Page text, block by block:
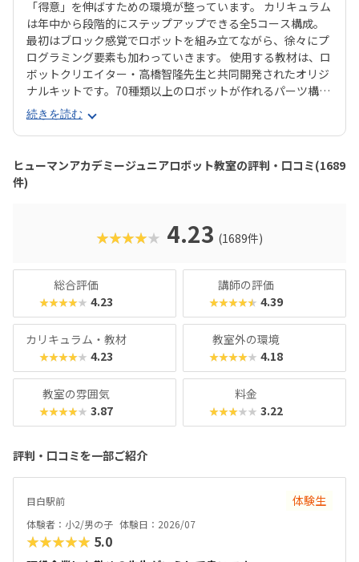
「得意」を伸ばすための環境が整っています。 カリキュラム
は年中から段階的にステップアップできる全5コース構成。
最初はブロック感覚でロボットを組み立てながら、徐々にプ
ログラミング要素も加わっていきます。 使用する教材は、ロ
ボットクリエイター・高橋智隆先生と共同開発されたオリジ
ナルキットです。70種類以上のロボットが作れるパーツ構成
で、飽きずに続けやすい点も特徴です。 月2回の90分授業で
は、ロボットを完成させる「基本製作」と、オリジナル改造
に挑戦する「応用実践」を繰り返す設計。子どもたちは毎
回、新しい達成感と成長を実感できる仕組みになっていま
す。 自ら考え、試行錯誤しながらロボットを動かす経験は、
創造力や論理的思考力を育むだけでなく、学ぶ楽しさそのも
続きを読む
ヒューマンアカデミージュニアロボット教室の評判・口コミ(1689
件)
★★★★★ 4.23 (1689件)
総合評価
★★★★★ 4.23
講師の評価
★★★★★ 4.39
カリキュラム・教材
★★★★★ 4.23
教室外の環境
★★★★★ 4.18
教室の雰囲気
★★★★★ 3.87
料金
★★★★★ 3.22
評判・口コミを一部ご紹介
目白駅前 体験生
体験者：小2/男の子 体験日：2026/07
★★★★★ 5.0